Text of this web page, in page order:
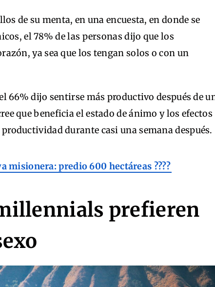
de su menta, en una encuesta, en donde se
el 78% de las personas dijo que los
ya sea que los tengan solos o con un
66% dijo sentirse más productivo después de
que beneficia el estado de ánimo y los efectos
durante casi una semana después.
misionera: predio 600 hectáreas ????
prefieren